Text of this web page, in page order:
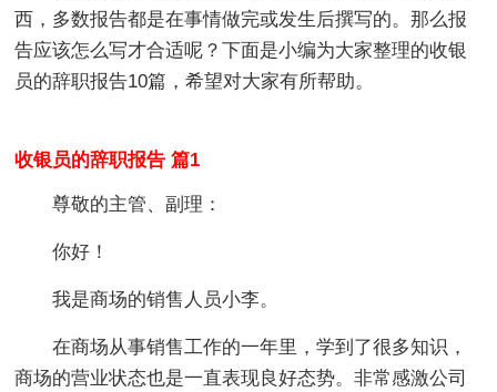
西，多数报告都是在事情做完或发生后撰写的。那么报
告应该怎么写才合适呢？下面是小编为大家整理的收银
员的辞职报告10篇，希望对大家有所帮助。
收银员的辞职报告 篇1
尊敬的主管、副理：
你好！
我是商场的销售人员小李。
在商场从事销售工作的一年里，学到了很多知识，
商场的营业状态也是一直表现良好态势。非常感激公司